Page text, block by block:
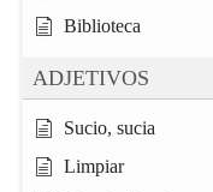
Biblioteca
ADJETIVOS
Sucio, sucia
Limpiar